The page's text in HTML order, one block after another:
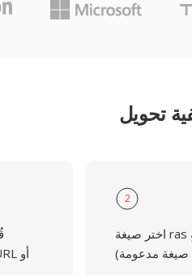
2
اختر صيغة ras أو أية صيغة أخرى أنت بحاجةٍ